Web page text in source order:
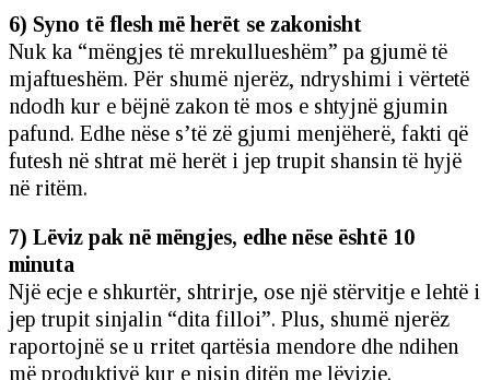
6) Syno të flesh më herët se zakonisht
Nuk ka “mëngjes të mrekullueshëm” pa gjumë të
mjaftueshëm. Për shumë njerëz, ndryshimi i vërtetë
ndodh kur e bëjnë zakon të mos e shtyjnë gjumin
pafund. Edhe nëse s’të zë gjumi menjëherë, fakti që
futesh në shtrat më herët i jep trupit shansin të hyjë
në ritëm.
7) Lëviz pak në mëngjes, edhe nëse është 10
minuta
Një ecje e shkurtër, shtrirje, ose një stërvitje e lehtë i
jep trupit sinjalin “dita filloi”. Plus, shumë njerëz
raportojnë se u rritet qartësia mendore dhe ndihen
më produktivë kur e nisin ditën me lëvizje.